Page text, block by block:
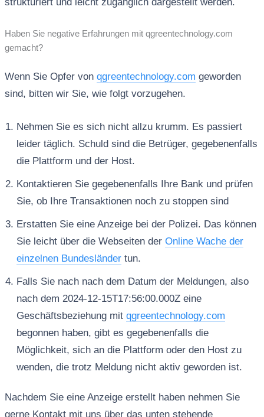
Haben Sie negative Erfahrungen mit qgreentechnology.com
gemacht?
Wenn Sie Opfer von qgreentechnology.com geworden
sind, bitten wir Sie, wie folgt vorzugehen.
Nehmen Sie es sich nicht allzu krumm. Es passiert
leider täglich. Schuld sind die Betrüger, gegebenenfalls
die Plattform und der Host.
Kontaktieren Sie gegebenenfalls Ihre Bank und prüfen
Sie, ob Ihre Transaktionen noch zu stoppen sind
Erstatten Sie eine Anzeige bei der Polizei. Das können
Sie leicht über die Webseiten der Online Wache der
einzelnen Bundesländertun.
Falls Sie nach nach dem Datum der Meldungen, also
nach dem 2024-12-15T17:56:00.000Z eine
Geschäftsbeziehung mit qgreentechnology.com
begonnen haben, gibt es gegebenenfalls die
Möglichkeit, sich an die Plattform oder den Host zu
wenden, die trotz Meldung nicht aktiv geworden ist.
Nachdem Sie eine Anzeige erstellt haben nehmen Sie
gerne Kontakt mit uns über das unten stehende